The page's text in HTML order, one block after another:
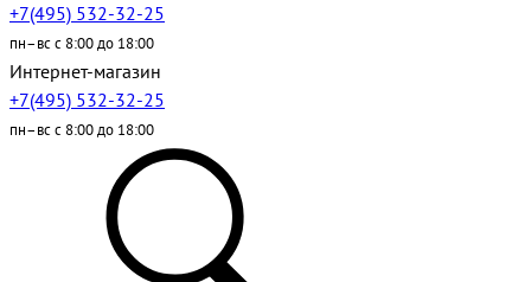
+7(495) 532-32-25
пн–вс с 8:00 до 18:00
Интернет-магазин
+7(495) 532-32-25
пн–вс с 8:00 до 18:00